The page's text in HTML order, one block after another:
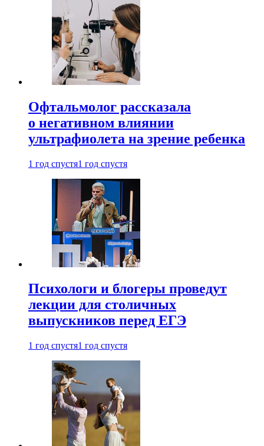
Офтальмолог рассказала
о негативном влиянии
ультрафиолета на зрение ребенка
1 год спустя1 год спустя
Психологи и блогеры проведут
лекции для столичных
выпускников перед ЕГЭ
1 год спустя1 год спустя